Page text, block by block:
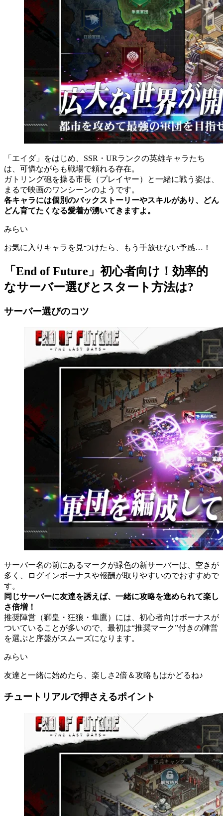
「エイダ」をはじめ、SSR・URランクの英雄キャラたち
は、可憐ながらも戦場で頼れる存在。
ガトリング砲を操る市長（プレイヤー）と一緒に戦う姿は、
まるで映画のワンシーンのようです。
各キャラには個別のバックストーリーやスキルがあり、どん
どん育てたくなる愛着が湧いてきますよ。
みらい
お気に入りキャラを見つけたら、もう手放せない予感…！
「End of Future」初心者向け！効率的
なサーバー選びとスタート方法は?
サーバー選びのコツ
サーバー名の前にあるマークが緑色の新サーバーは、空きが
多く、ログインボーナスや報酬が取りやすいのでおすすめで
す。
同じサーバーに友達を誘えば、一緒に攻略を進められて楽し
さ倍増！
推奨陣営（獅皇・狂狼・隼鷹）には、初心者向けボーナスが
ついていることが多いので、最初は“推奨マーク”付きの陣営
を選ぶと序盤がスムーズになります。
みらい
友達と一緒に始めたら、楽しさ2倍＆攻略もはかどるね♪
チュートリアルで押さえるポイント